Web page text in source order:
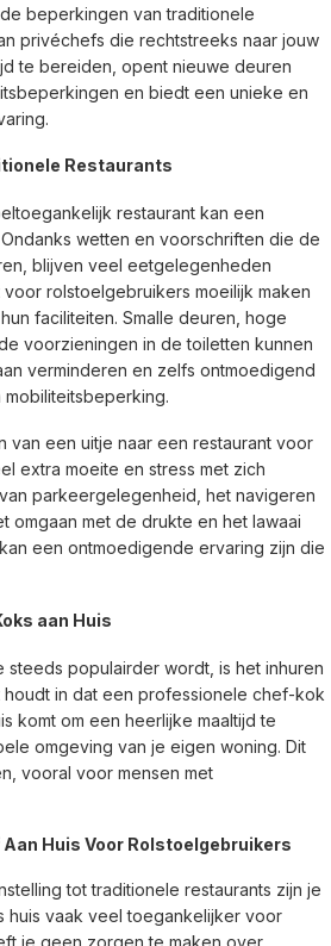
beperkingen van traditionele
privéchefs die rechtstreeks naar jouw
te bereiden, opent nieuwe deuren
en biedt een unieke en
Restaurants
restaurant kan een
wetten en voorschriften die de
blijven veel eetgelegenheden
rolstoelgebruikers moeilijk maken
faciliteiten. Smalle deuren, hoge
voorzieningen in de toiletten kunnen
verminderen en zelfs ontmoedigend
van een uitje naar een restaurant voor
extra moeite en stress met zich
parkeergelegenheid, het navigeren
omgaan met de drukte en het lawaai
een ontmoedigende ervaring zijn die
aan Huis
steeds populairder wordt, is het inhuren
houdt in dat een professionele chef-kok
komt om een heerlijke maaltijd te
omgeving van je eigen woning. Dit
vooral voor mensen met
Huis Voor Rolstoelgebruikers
tot traditionele restaurants zijn je
huis vaak veel toegankelijker voor